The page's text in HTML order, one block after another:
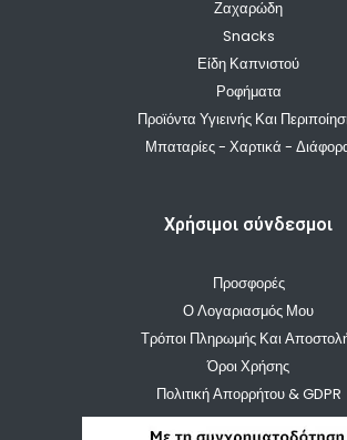
Ζαχαρώδη
Snacks
Είδη Καπνιστού
Ροφήματα
Προϊόντα Υγιεινής Και
Μπαταρίες - Χαρτικά -
Χρήσιμοι σύνδεσμοι
Προσφορές
Ο Λογαριασμός Μου
Τρόποι Πληρωμής Και
Όροι Χρήσης
Πολιτική Απορρήτου & GDPR